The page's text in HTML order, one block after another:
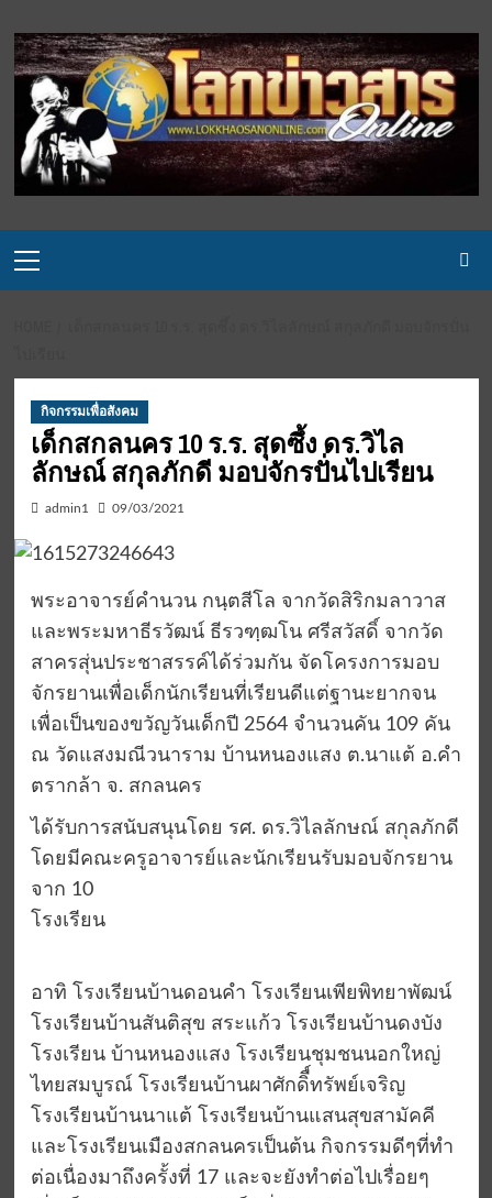
to
content
Menu
กิจกรรมเพื่อสังคม
เด็กสกลนคร 10 ร.ร. สุดซึ้ง ดร.วิไล
ลักษณ์ สกุลภักดี มอบจักรปั่นไปเรียน
admin1 09/03/2021
พระอาจารย์คำนวน กนฺตสีโล จากวัดสิริกมลาวาส
และพระมหาธีรวัฒน์ ธีรวฑฺฒโน ศรีสวัสดิ์ จากวัด
สาครสุ่นประชาสรรค์ได้ร่วมกัน จัดโครงการมอบ
จักรยานเพื่อเด็กนักเรียนที่เรียนดีแต่ฐานะยากจน
เพื่อเป็นของขวัญวันเด็กปี 2564 จำนวนคัน 109 คัน
ณ วัดแสงมณีวนาราม บ้านหนองแสง ต.นาแต้ อ.คำ
ตรากล้า จ. สกลนคร
ได้รับการสนับสนุนโดย รศ. ดร.วิไลลักษณ์ สกุลภักดี
โดยมีคณะครูอาจารย์และนักเรียนรับมอบจักรยาน
จาก 10
โรงเรียน
อาทิ โรงเรียนบ้านดอนคำ โรงเรียนเพียพิทยาพัฒน์
โรงเรียนบ้านสันติสุข สระแก้ว โรงเรียนบ้านดงบัง
โรงเรียน บ้านหนองแสง โรงเรียนชุมชนนอกใหญ่
ไทยสมบูรณ์ โรงเรียนบ้านผาศักดิื์ทรัพย์เจริญ
โรงเรียนบ้านนาแต้ โรงเรียนบ้านแสนสุขสามัคคี
และโรงเรียนเมืองสกลนครเป็นต้น กิจกรรมดีๆที่ทำ
ต่อเนื่องมาถึงครั้งที่ 17 และจะยังทำต่อไปเรื่อยๆ